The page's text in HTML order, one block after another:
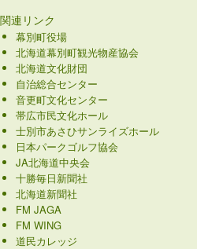
関連リンク
幕別町役場
北海道幕別町観光物産協会
北海道文化財団
自治総合センター
音更町文化センター
帯広市民文化ホール
士別市あさひサンライズホール
日本パークゴルフ協会
JA北海道中央会
十勝毎日新聞社
北海道新聞社
FM JAGA
FM WING
道民カレッジ